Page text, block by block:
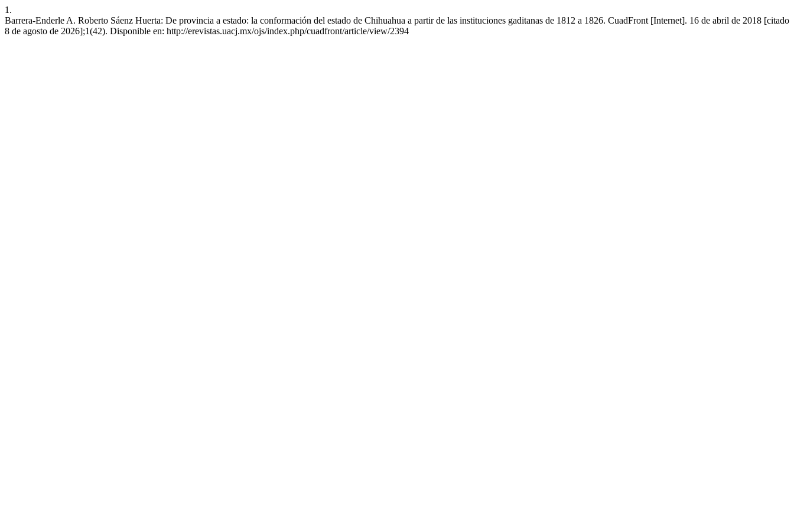
1.
Barrera-Enderle A. Roberto Sáenz Huerta: De provincia a estado: la conformación del estado de Chihuahua a partir de las instituciones gaditanas de 1812 a 1826. CuadFront [Internet]. 16 de abril de 2018 [citado
8 de agosto de 2026];1(42). Disponible en: http://erevistas.uacj.mx/ojs/index.php/cuadfront/article/view/2394